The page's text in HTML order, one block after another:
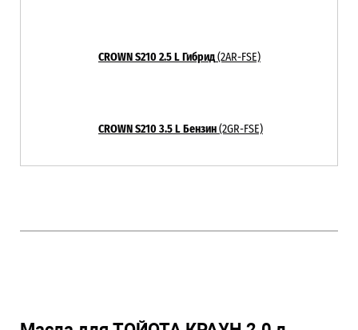
CROWN S210 2.5 L Гибрид(2AR-FSE)
CROWN S210 3.5 L Бензин(2GR-FSE)